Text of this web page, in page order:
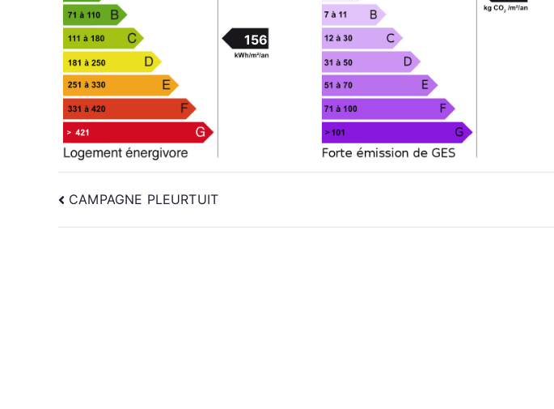
156
NAVIGATION
DE
CAMPAGNE PLEURTUIT